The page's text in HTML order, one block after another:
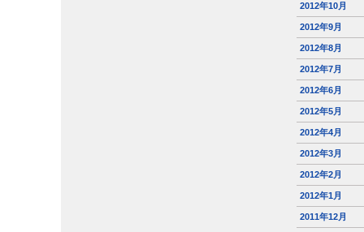
2012年10月
2012年9月
2012年8月
2012年7月
2012年6月
2012年5月
2012年4月
2012年3月
2012年2月
2012年1月
2011年12月